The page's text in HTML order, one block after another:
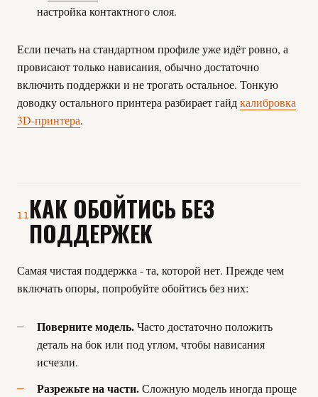
настройка контактного слоя.
Если печать на стандартном профиле уже идёт ровно, а
провисают только нависания, обычно достаточно
включить поддержки и не трогать остальное. Тонкую
доводку остального принтера разбирает гайдкалибровка
3D-принтера.
11 КАК ОБОЙТИСЬ БЕЗ
ПОДДЕРЖЕК
Самая чистая поддержка - та, которой нет. Прежде чем
включать опоры, попробуйте обойтись без них:
Поверните модель.Часто достаточно положить
деталь на бок или под углом, чтобы нависания
исчезли.
Разрежьте на части.Сложную модель иногда проще